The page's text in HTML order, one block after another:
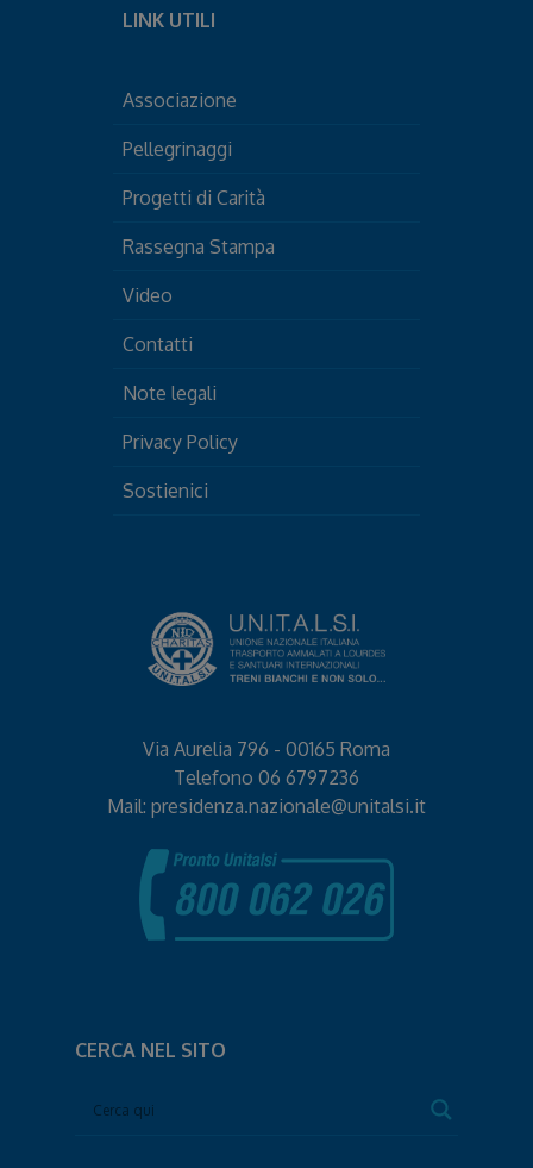
LINK UTILI
Associazione
Pellegrinaggi
Progetti di Carità
Rassegna Stampa
Video
Contatti
Note legali
Privacy Policy
Sostienici
Via Aurelia 796 - 00165 Roma
Telefono 06 6797236
Mail: presidenza.nazionale@unitalsi.it
CERCA NEL SITO